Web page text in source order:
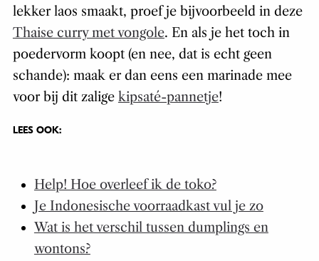
lekker laos smaakt, proef je bijvoorbeeld in deze
Thaise curry met vongole. En als je het toch in
poedervorm koopt (en nee, dat is echt geen
schande): maak er dan eens een marinade mee
voor bij dit zalige kipsaté-pannetje!
LEES OOK:
Help! Hoe overleef ik de toko?
Je Indonesische voorraadkast vul je zo
Wat is het verschil tussen dumplings en
wontons?